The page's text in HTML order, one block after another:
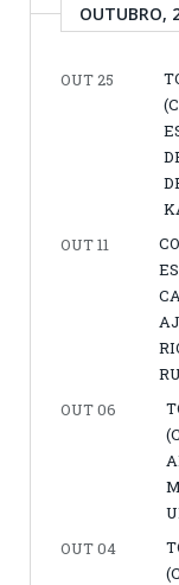
OUTUBRO,
OUT 25
OUT 11
OUT 06
OUT 04